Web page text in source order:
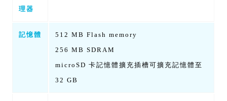
理器
記憶體
512 MB Flash memory
256 MB SDRAM
microSD 卡記憶體擴充插槽可擴充記憶體至
32 GB